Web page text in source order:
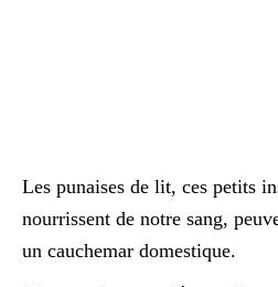
Les punaises de lit, ces petits
nourrissent de notre sang,
un cauchemar domestique.